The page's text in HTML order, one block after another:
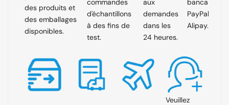
des produits et
des emballages
disponibles.
commandes
d'échantillons
à des fins de
test.
aux
demandes
dans les
24 heures.
bancaire,
PayPal,
Alipay.
Veuillez